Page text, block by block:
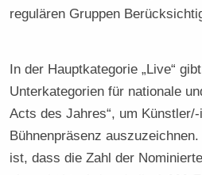
regulären Gruppen
In der Hauptkategorie „Live“
Unterkategorien für nationale
Acts des Jahres“, um
Bühnenpräsenz
ist, dass die Zahl der